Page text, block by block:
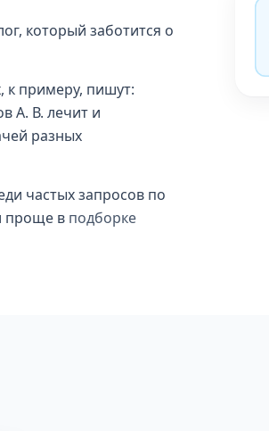
который заботится о
к примеру, пишут:
А. В. лечит и
разных
частых запросов по
проще в подборке